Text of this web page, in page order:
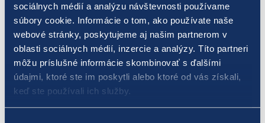
sociálnych médií a analýzu návštevnosti používame
súbory cookie. Informácie o tom, ako používate naše
webové stránky, poskytujeme aj našim partnerom v
oblasti sociálnych médií, inzercie a analýzy. Títo partneri
môžu príslušné informácie skombinovať s ďalšími
údajmi, ktoré ste im poskytli alebo ktoré od vás získali,
keď ste používali ich služby.
históriou,“zdôraznil Ladislav Asványi, viceprezident SAZ i
organizačného výboru mítingu TIPOS P-T-S.
„V mene spoločnosti TIPOS ako najväčšieho podporovateľa
športu na Slovensku by som rada povedala, že sa tešíme z
toho, že sa toto tradičné atletické podujatie organizuje, a že